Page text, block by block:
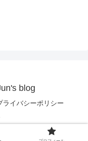
blog
ライバシーポリシー
blog.